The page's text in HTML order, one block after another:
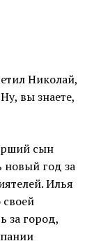
Николай,
вы знаете,
сын
новый год за
Илья
своей
за город,